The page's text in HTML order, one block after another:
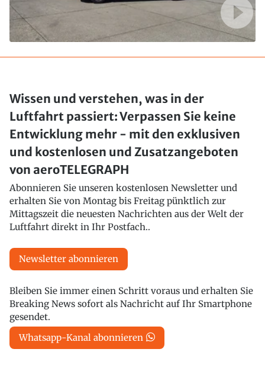
Wissen und verstehen, was in der
Luftfahrt passiert: Verpassen Sie keine
Entwicklung mehr - mit den exklusiven
und kostenlosen und Zusatzangeboten
von aeroTELEGRAPH
Abonnieren Sie unseren kostenlosen Newsletter und
erhalten Sie von Montag bis Freitag pünktlich zur
Mittagszeit die neuesten Nachrichten aus der Welt der
Luftfahrt direkt in Ihr Postfach..
Newsletter abonnieren
Bleiben Sie immer einen Schritt voraus und erhalten Sie
Breaking News sofort als Nachricht auf Ihr Smartphone
gesendet.
Whatsapp-Kanal abonnieren